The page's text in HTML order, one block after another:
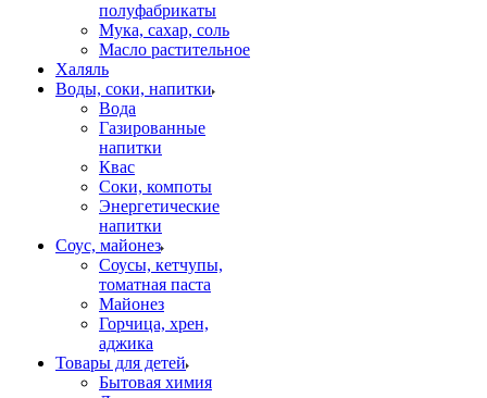
полуфабрикаты
Мука, сахар, соль
Масло растительное
Халяль
Воды, соки, напитки
Вода
Газированные
напитки
Квас
Соки, компоты
Энергетические
напитки
Соус, майонез
Соусы, кетчупы,
томатная паста
Майонез
Горчица, хрен,
аджика
Товары для детей
Бытовая химия